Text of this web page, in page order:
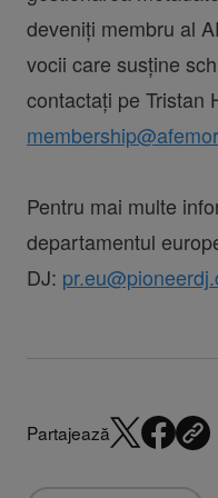
deveniți membru al
vocii care susține
contactați pe Tristan
Pentru mai multe
departamentul
DJ:
Partajează